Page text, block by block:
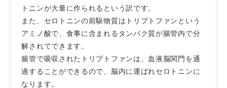
トニンが大量に作られるという訳です。
また、セロトニンの前駆物質はトリプトファンという
アミノ酸で、食事に含まれるタンパク質が腸管内で分
解されてできます。
腸管で吸収されたトリプトファンは、血液脳関門を通
過することができるので、脳内に運ばれセロトニンに
なります。